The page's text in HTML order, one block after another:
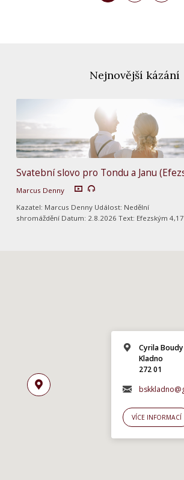
Nejnovější kázání
Svatební slovo pro Tondu a Janu
Marcus Denny
Kazatel: Marcus Denny Událost: Nedělní
shromáždění Datum: 2.8.2026 Text: Efezským
Cyrila
Kladno
272 01
VÍCE INFORMACÍ